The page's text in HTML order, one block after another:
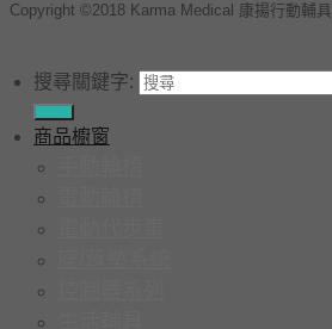
Copyright ©2018 Karma Medical 康揚行動輔具
搜尋關鍵字:
商品櫥窗